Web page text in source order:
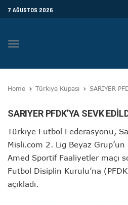
7 AĞUSTOS 2026
Toggle
Home Türkiye Kupası SARIYER
SARIYER PFDK’YA SEVK
Türkiye Futbol Federasyonu,
Misli.com 2. Lig Beyaz Grup’un
Amed Sportif Faaliyetler maçı
Futbol Disiplin Kurulu’na
açıkladı.